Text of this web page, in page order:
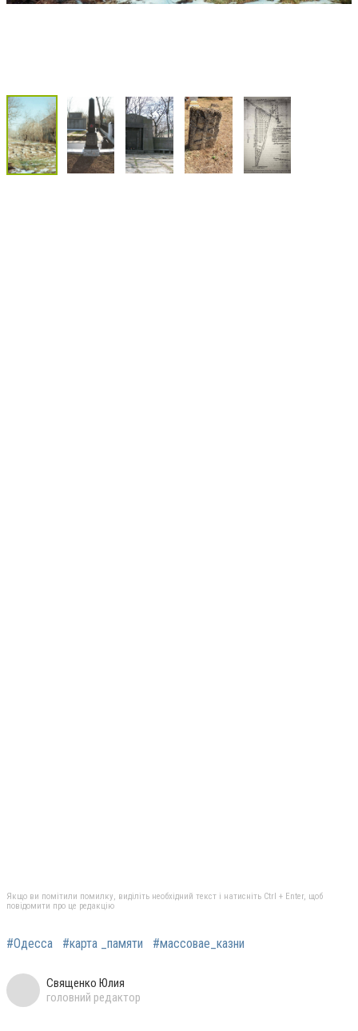
Якщо ви помітили помилку, виділіть необхідний текст і натисніть Ctrl + Enter, щоб
повідомити про це редакцію
#Одесса #карта _памяти #массовае_казни
Священко Юлия
головний редактор